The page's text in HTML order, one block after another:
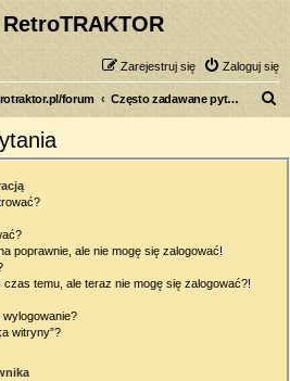
Zaloguj się
Zarejestruj się
forum Często zadawane pytania
poprawnie, ale nie mogę się zalogować!
temu, ale teraz nie mogę się zalogować?!
witryny”?